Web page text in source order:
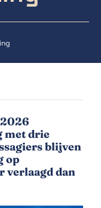
met drie
blijven
op
verlaagd dan